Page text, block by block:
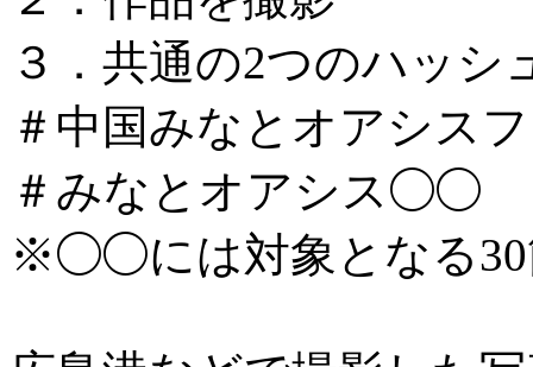
３．共通の2つのハッシ
＃中国みなとオアシス
＃みなとオアシス◯◯
※◯◯には対象となる30